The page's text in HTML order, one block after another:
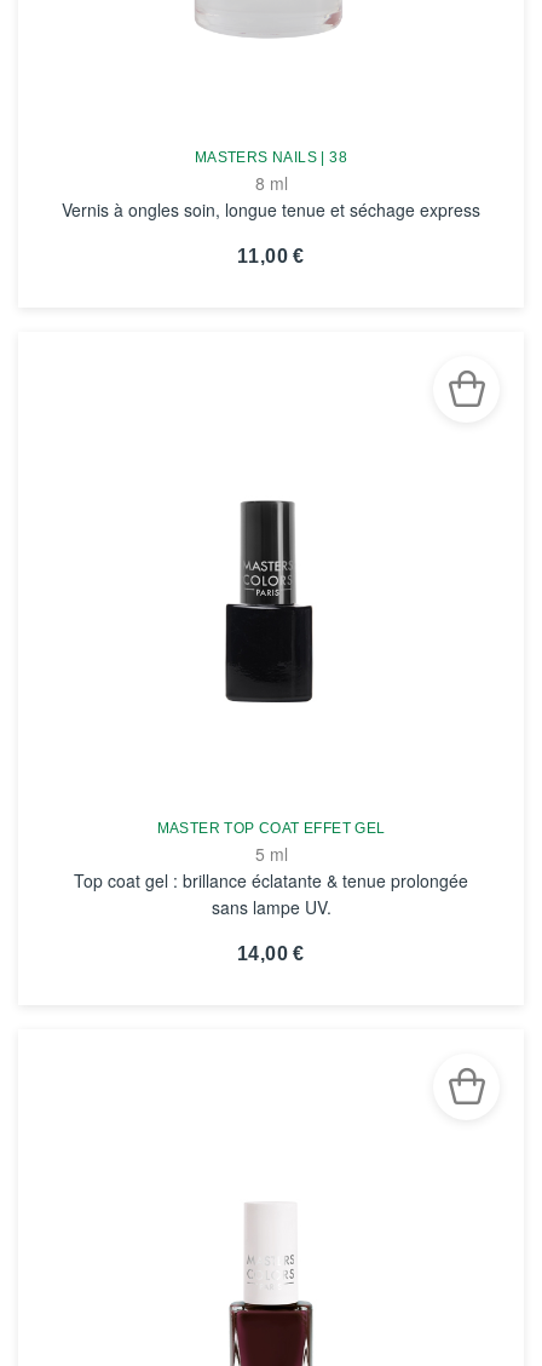
MASTERS NAILS | 38
8 ml
Vernis à ongles soin, longue tenue et séchage express
11,00 €
MASTER TOP COAT EFFET GEL
5 ml
Top coat gel : brillance éclatante & tenue prolongée
sans lampe UV.
14,00 €